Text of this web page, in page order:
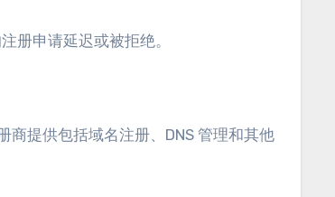
册申请延迟或被拒绝。
商提供包括域名注册、DNS 管理和其他